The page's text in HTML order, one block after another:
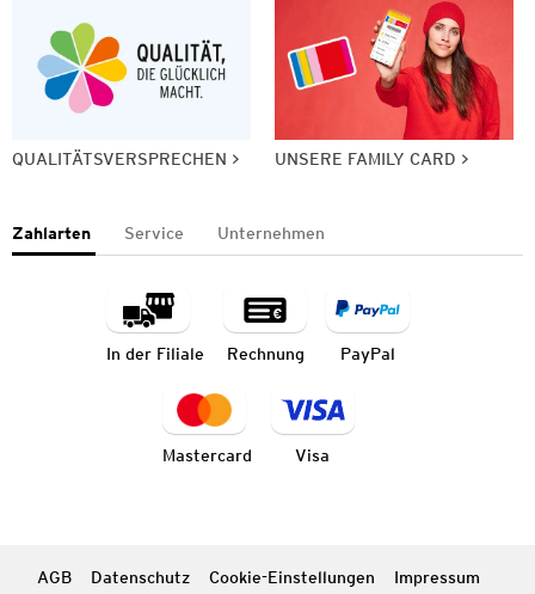
QUALITÄTSVERSPRECHEN UNSERE FAMILY CARD
Zahlarten Service Unternehmen
In der Filiale Rechnung PayPal
Mastercard Visa
AGB Datenschutz Cookie-Einstellungen
Impressum